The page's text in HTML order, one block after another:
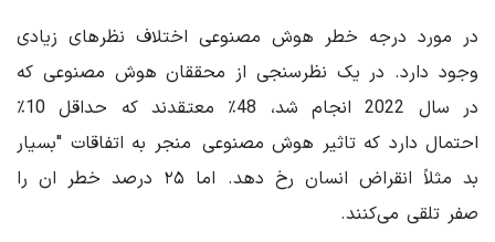
در مورد درجه خطر هوش مصنوعی اختلاف نظرهای زیادی
وجود دارد. در یک نظرسنجی از محققان هوش مصنوعی که
در سال 2022 انجام شد، 48٪ معتقدند که حداقل 10٪
احتمال دارد که تاثیر هوش مصنوعی منجر به اتفاقات "بسیار
بد مثلاً انقراض انسان رخ دهد. اما ۲۵ درصد خطر ان را
صفر تلقی می‌کنند.